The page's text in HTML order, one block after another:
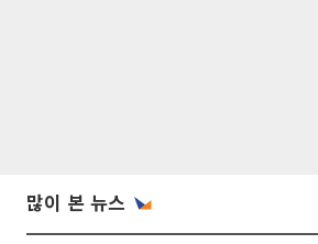
많이 본 뉴스